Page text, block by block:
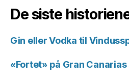
De siste
Gin eller Vodka til
«Fortet» på Gran